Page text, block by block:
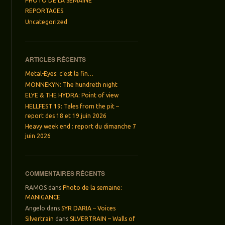
REPORTAGES
Uncategorized
ARTICLES RÉCENTS
Metal-Eyes: c’est la fin…
MONNEKYN: The hundreth night
ELYE & THE HYDRA: Point of view
HELLFEST 19: Tales from the pit –
report des 18 et 19 juin 2026
Heavy week end : report du dimanche 7
juin 2026
COMMENTAIRES RÉCENTS
RAMOS dans Photo de la semaine:
MANIGANCE
Angelo dansSYR DARIA – Voices
Silvertrain dansSILVERTRAIN – Walls of